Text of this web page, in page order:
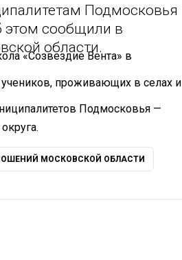
Подмосковья
этом сообщили в
области.
«Созвездие Вента» в
проживающих в селах и
Подмосковья —
МОСКОВСКОЙ ОБЛАСТИ